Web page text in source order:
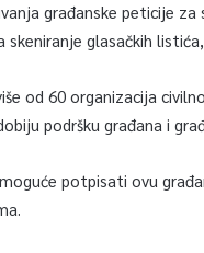
građanske peticije
skeniranje glasačkih
od 60 organizacija
podršku građana i
potpisati ovu